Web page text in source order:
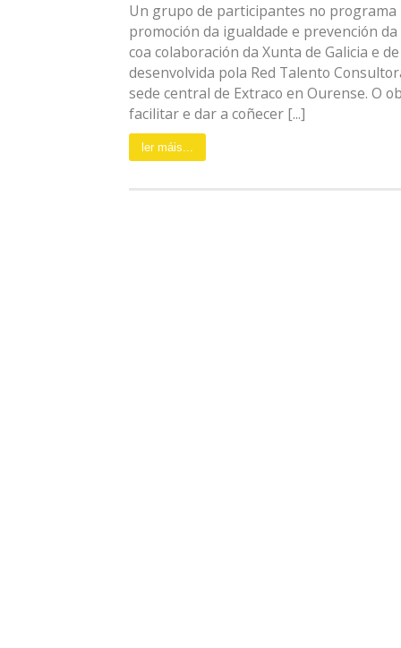
Un grupo de participantes no programa
promoción da igualdade e prevención
coa colaboración da Xunta de Galicia e
desenvolvida pola Red Talento
sede central de Extraco en Ourense. O
facilitar e dar a coñecer [...]
ler máis...